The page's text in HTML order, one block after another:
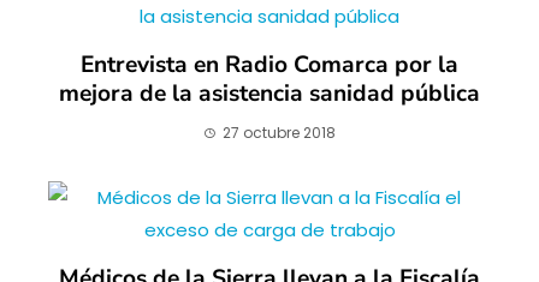
Entrevista en Radio Comarca por la
mejora de la asistencia sanidad pública
27 octubre 2018